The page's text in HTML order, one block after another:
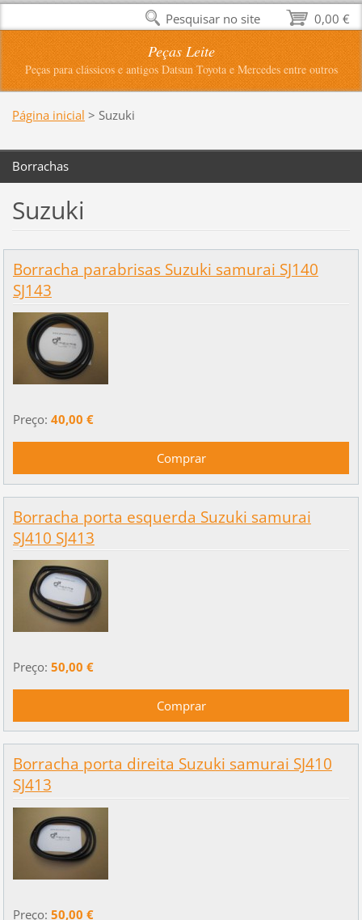
Peças Leite
Peças para clássicos e antigos Datsun Toyota e Mercedes entre outros
Página inicial > Suzuki
Borrachas
Suzuki
Borracha parabrisas Suzuki samurai SJ140
SJ143
Preço: 40,00 €
Borracha porta esquerda Suzuki samurai
SJ410 SJ413
Preço: 50,00 €
Borracha porta direita Suzuki samurai SJ410
SJ413
Preço: 50,00 €
0,00 €
Pesquisar no site